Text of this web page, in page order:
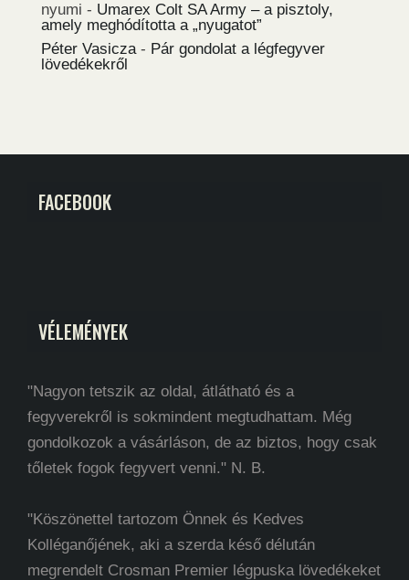
nyumi - Umarex Colt SA Army – a pisztoly,
amely meghódította a „nyugatot”
Péter Vasicza - Pár gondolat a légfegyver
lövedékekről
FACEBOOK
VÉLEMÉNYEK
"Nagyon tetszik az oldal, átlátható és a
fegyverekről is sokmindent megtudhattam. Még
gondolkozok a vásárláson, de az biztos, hogy csak
tőletek fogok fegyvert venni." N. B.
"Köszönettel tartozom Önnek és Kedves
Kolléganőjének, aki a szerda késő délután
megrendelt Crosman Premier légpuska lövedékeket